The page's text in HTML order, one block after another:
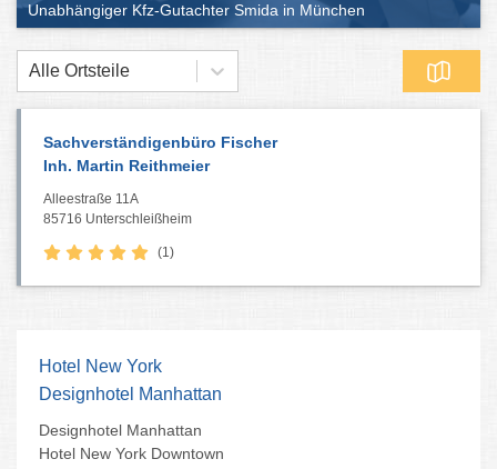
Unabhängiger Kfz-Gutachter Smida in München
Alle Ortsteile
Sachverständigenbüro Fischer
Inh. Martin Reithmeier
Alleestraße 11A
85716 Unterschleißheim
(1)
Hotel New York
Designhotel Manhattan
Designhotel Manhattan
Hotel New York Downtown